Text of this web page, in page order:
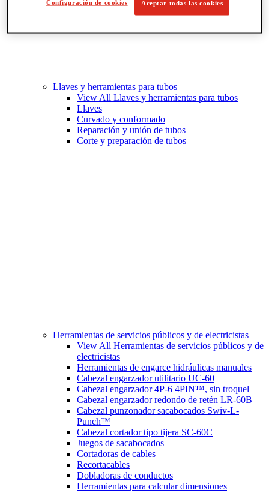
Llaves y herramientas para tubos
View All Llaves y herramientas para tubos
Llaves
Curvado y conformado
Reparación y unión de tubos
Corte y preparación de tubos
Herramientas de servicios públicos y de electricistas
View All Herramientas de servicios públicos y de
electricistas
Herramientas de engarce hidráulicas manuales
Cabezal engarzador utilitario UC-60
Cabezal engarzador 4P-6 4PIN™, sin troquel
Cabezal engarzador redondo de retén LR-60B
Cabezal punzonador sacabocados Swiv-L-
Punch™
Cabezal cortador tipo tijera SC-60C
Juegos de sacabocados
Cortadoras de cables
Recortacables
Dobladoras de conductos
Herramientas para calcular dimensiones
Configuración de cookies Aceptar todas las cookies